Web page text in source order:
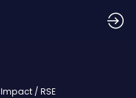
Impact / RSE